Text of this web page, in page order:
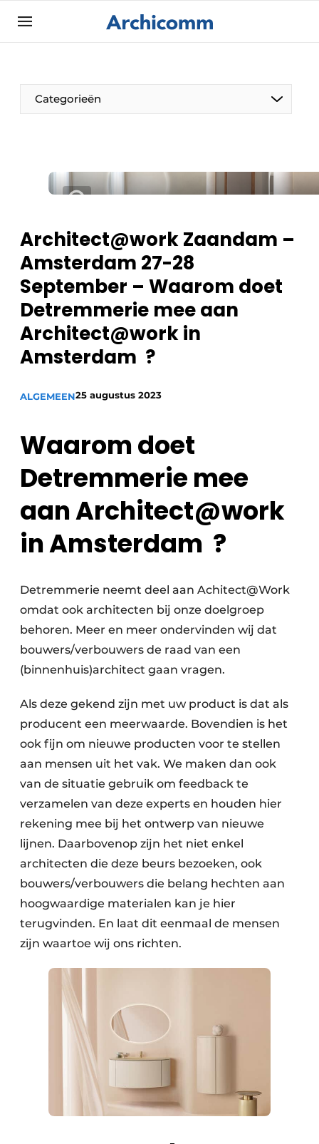
Aanmelden
ArchiComm | Magazine over architectuur,
interieur- & landschapsarchitectuur
Nieuwsbrief
Privacy / Cookie statement
Vacature aanmelden
Vacatures
Categorieën
De Pen
Architect@work Zaandam –
Amsterdam 27-28
September – Waarom doet
Detremmerie mee aan
Architect@work in
Amsterdam ?
ALGEMEEN25 augustus 2023
Waarom doet
Detremmerie mee
aan Architect@work
in Amsterdam ?
Detremmerie neemt deel aan Achitect@Work
omdat ook architecten bij onze doelgroep
behoren. Meer en meer ondervinden wij dat
bouwers/verbouwers de raad van een
(binnenhuis)architect gaan vragen.
Als deze gekend zijn met uw product is dat als
producent een meerwaarde. Bovendien is het
ook fijn om nieuwe producten voor te stellen
aan mensen uit het vak. We maken dan ook
van de situatie gebruik om feedback te
verzamelen van deze experts en houden hier
rekening mee bij het ontwerp van nieuwe
lijnen. Daarbovenop zijn het niet enkel
architecten die deze beurs bezoeken, ook
bouwers/verbouwers die belang hechten aan
hoogwaardige materialen kan je hier
terugvinden. En laat dit eenmaal de mensen
zijn waartoe wij ons richten.